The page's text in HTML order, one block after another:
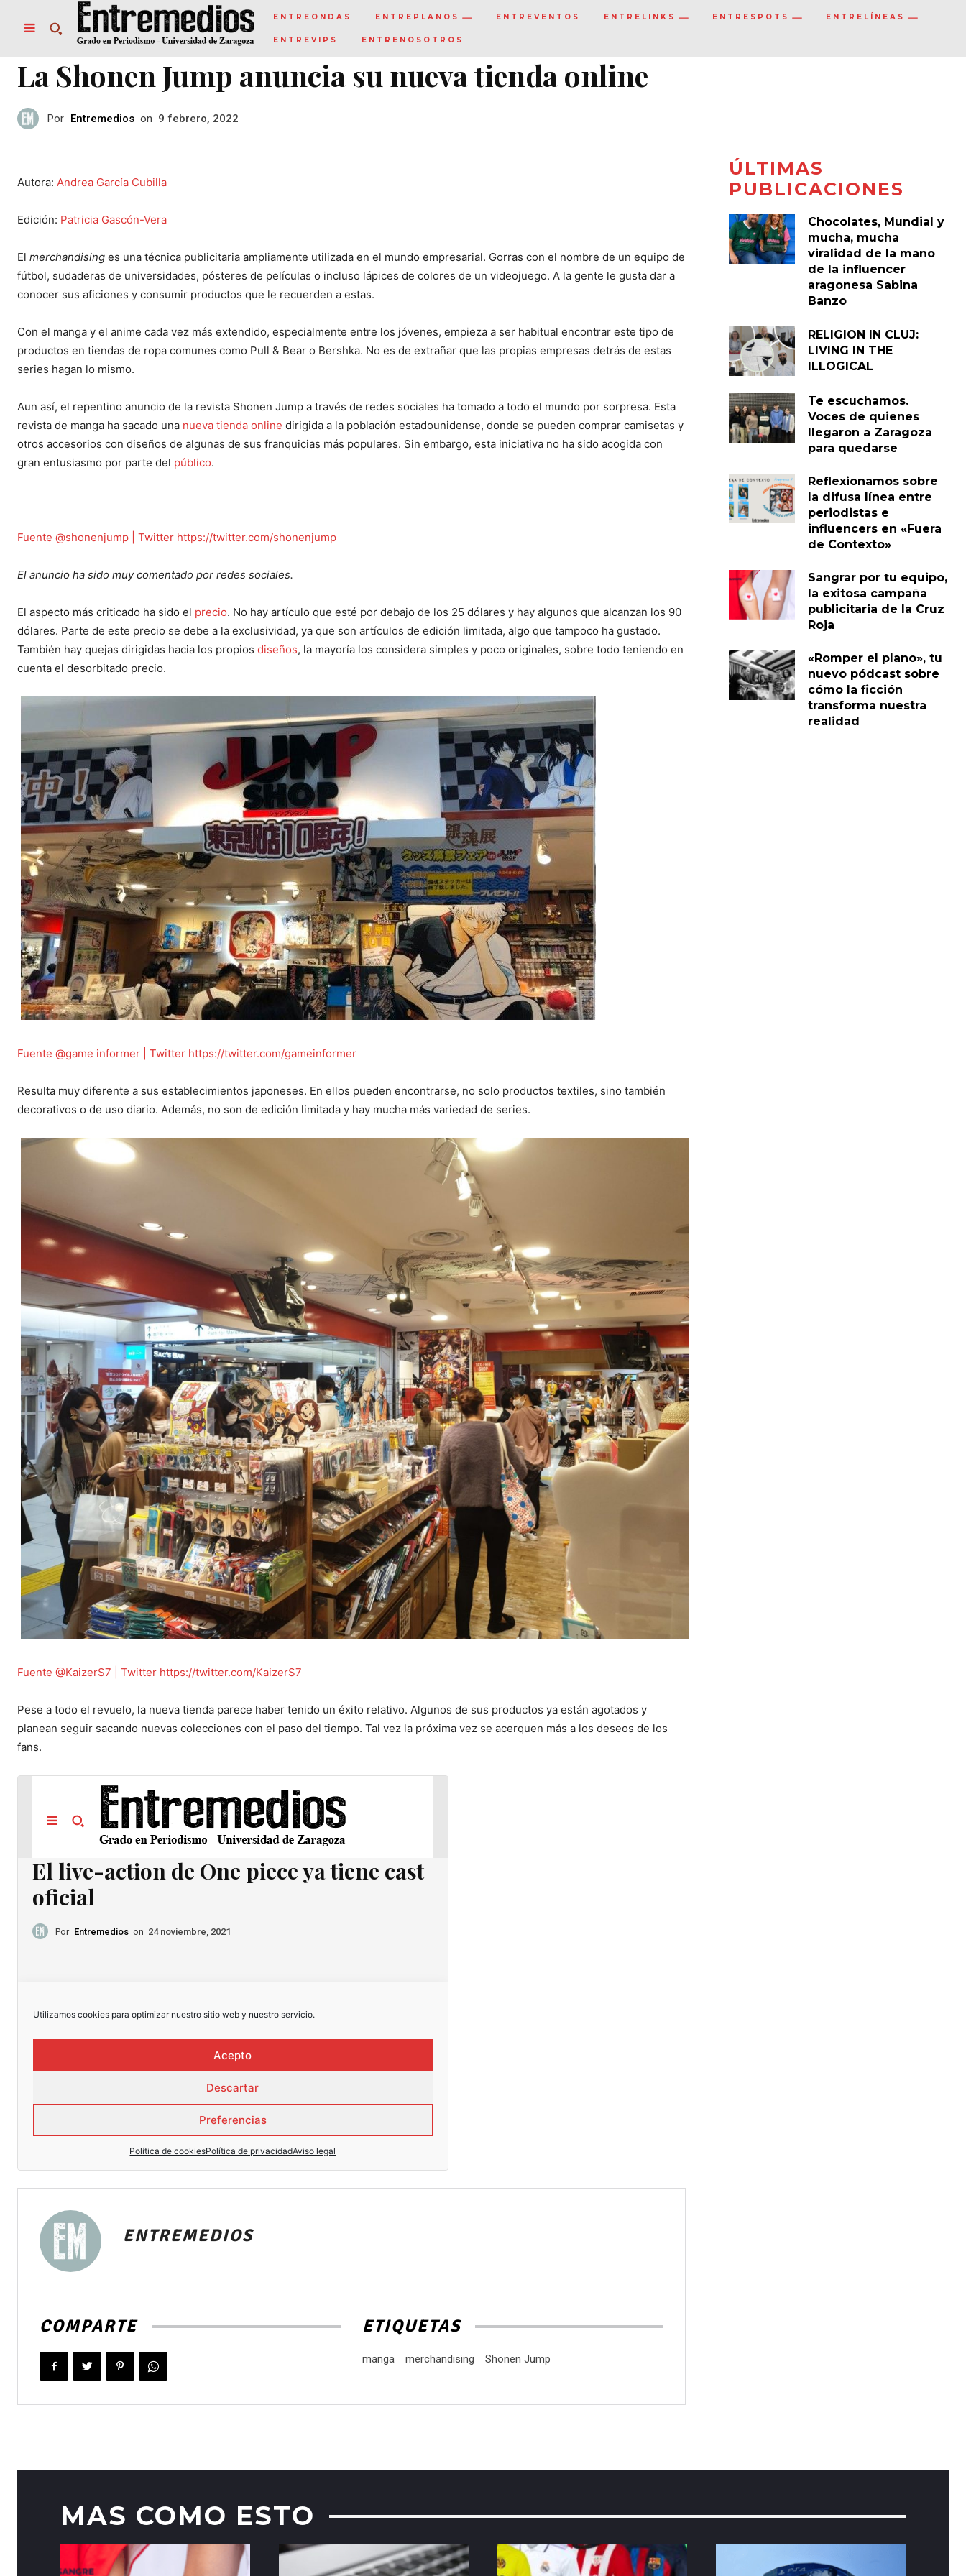
ENTREONDAS ENTREPLANOS ENTREVENTOS ENTRELINKS ENTRESPOTS ENTRELÍNEAS
ENTREVIPS ENTRENOSOTROS
La Shonen Jump anuncia su nueva tienda online
Por Entremedios on 9 febrero, 2022
Autora: Andrea García Cubilla
Edición: Patricia Gascón-Vera
El merchandising es una técnica publicitaria ampliamente utilizada en el mundo empresarial. Gorras con el nombre de un equipo de
fútbol, sudaderas de universidades, pósteres de películas o incluso lápices de colores de un videojuego. A la gente le gusta dar a
conocer sus aficiones y consumir productos que le recuerden a estas.
Con el manga y el anime cada vez más extendido, especialmente entre los jóvenes, empieza a ser habitual encontrar este tipo de
productos en tiendas de ropa comunes como Pull & Bear o Bershka. No es de extrañar que las propias empresas detrás de estas
series hagan lo mismo.
Aun así, el repentino anuncio de la revista Shonen Jump a través de redes sociales ha tomado a todo el mundo por sorpresa. Esta
revista de manga ha sacado una nueva tienda online dirigida a la población estadounidense, donde se pueden comprar camisetas y
otros accesorios con diseños de algunas de sus franquicias más populares. Sin embargo, esta iniciativa no ha sido acogida con
gran entusiasmo por parte del público.
Fuente @shonenjump | Twitter https://twitter.com/shonenjump
El anuncio ha sido muy comentado por redes sociales.
El aspecto más criticado ha sido el precio. No hay artículo que esté por debajo de los 25 dólares y hay algunos que alcanzan los 90
dólares. Parte de este precio se debe a la exclusividad, ya que son artículos de edición limitada, algo que tampoco ha gustado.
También hay quejas dirigidas hacia los propios diseños, la mayoría los considera simples y poco originales, sobre todo teniendo en
cuenta el desorbitado precio.
Fuente @game informer | Twitter https://twitter.com/gameinformer
Resulta muy diferente a sus establecimientos japoneses. En ellos pueden encontrarse, no solo productos textiles, sino también
decorativos o de uso diario. Además, no son de edición limitada y hay mucha más variedad de series.
Fuente @KaizerS7 | Twitter https://twitter.com/KaizerS7
Pese a todo el revuelo, la nueva tienda parece haber tenido un éxito relativo. Algunos de sus productos ya están agotados y
planean seguir sacando nuevas colecciones con el paso del tiempo. Tal vez la próxima vez se acerquen más a los deseos de los
fans.
ENTREMEDIOS
COMPARTE ETIQUETAS
manga merchandising Shonen Jump
ÚLTIMAS
PUBLICACIONES
Chocolates, Mundial y
mucha, mucha
viralidad de la mano
de la influencer
aragonesa Sabina
Banzo
RELIGION IN CLUJ:
LIVING IN THE
ILLOGICAL
Te escuchamos.
Voces de quienes
llegaron a Zaragoza
para quedarse
Reflexionamos sobre
la difusa línea entre
periodistas e
influencers en «Fuera
de Contexto»
Sangrar por tu equipo,
la exitosa campaña
publicitaria de la Cruz
Roja
«Romper el plano», tu
nuevo pódcast sobre
cómo la ficción
transforma nuestra
realidad
MAS COMO ESTO